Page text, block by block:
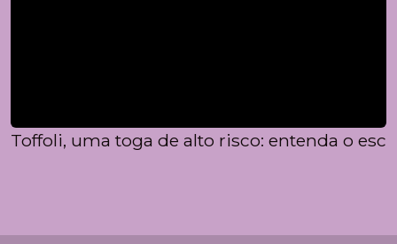
Toffoli, uma toga de alto risco: entenda o